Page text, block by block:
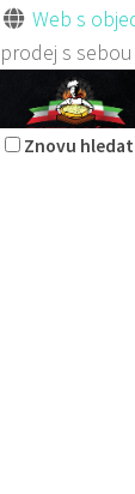
Web s
prodej s sebou
Znovu